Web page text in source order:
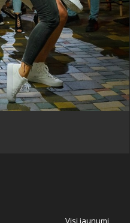
Visi jaunumi